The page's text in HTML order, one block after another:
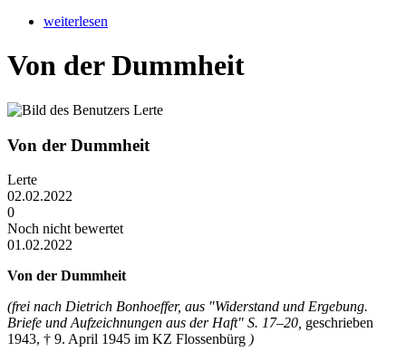
weiterlesen
Von der Dummheit
Von der Dummheit
Lerte
02.02.2022
0
Noch nicht bewertet
01.02.2022
Von der Dummheit
(frei nach Dietrich Bonhoeffer, aus "Widerstand und Ergebung.
Briefe und Aufzeichnungen aus der Haft" S. 17–20, geschrieben
1943, † 9. April 1945 im KZ Flossenbürg )